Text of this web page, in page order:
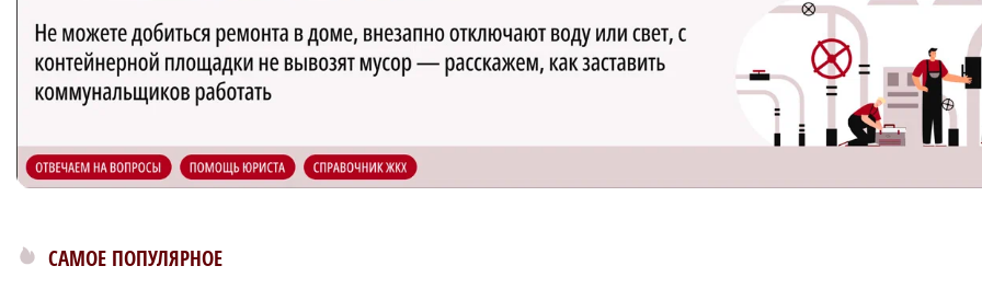
САМОЕ ПОПУЛЯРНОЕ